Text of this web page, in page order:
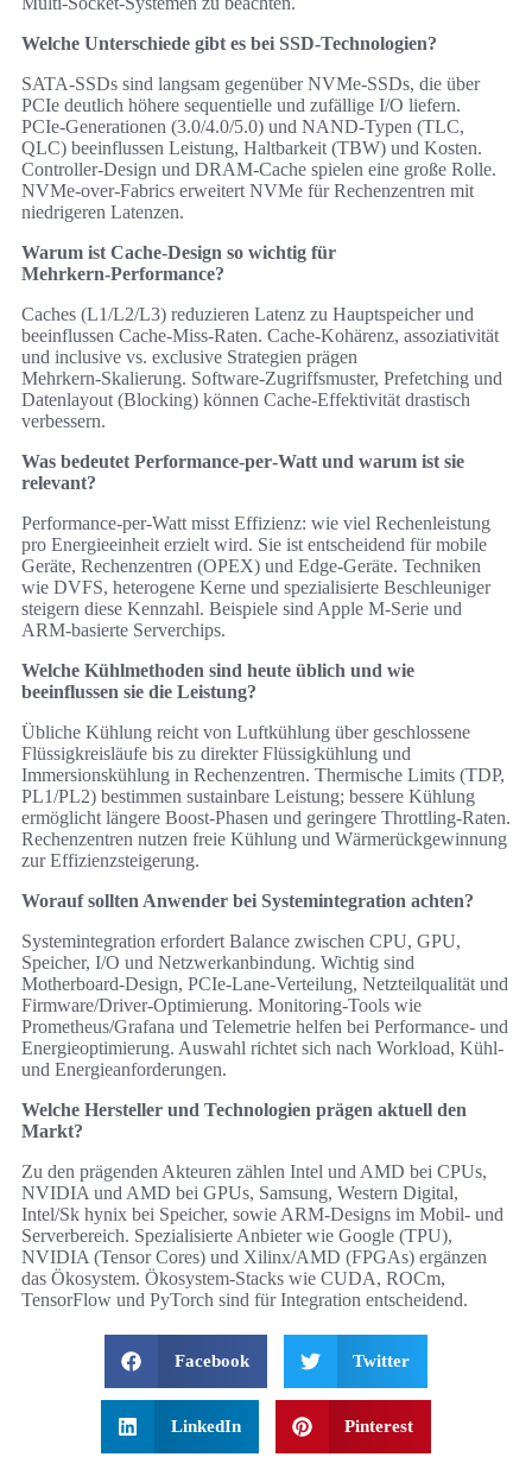
Welche Unterschiede gibt es bei SSD‑Technologien?
SATA‑SSDs sind langsam gegenüber NVMe‑SSDs, die über
PCIe deutlich höhere sequentielle und zufällige I/O liefern.
PCIe‑Generationen (3.0/4.0/5.0) und NAND‑Typen (TLC,
QLC) beeinflussen Leistung, Haltbarkeit (TBW) und Kosten.
Controller‑Design und DRAM‑Cache spielen eine große Rolle.
NVMe‑over‑Fabrics erweitert NVMe für Rechenzentren mit
niedrigeren Latenzen.
Warum ist Cache‑Design so wichtig für
Mehrkern‑Performance?
Caches (L1/L2/L3) reduzieren Latenz zu Hauptspeicher und
beeinflussen Cache‑Miss‑Raten. Cache‑Kohärenz, assoziativität
und inclusive vs. exclusive Strategien prägen
Mehrkern‑Skalierung. Software‑Zugriffsmuster, Prefetching und
Datenlayout (Blocking) können Cache‑Effektivität drastisch
verbessern.
Was bedeutet Performance‑per‑Watt und warum ist sie
relevant?
Performance‑per‑Watt misst Effizienz: wie viel Rechenleistung
pro Energieeinheit erzielt wird. Sie ist entscheidend für mobile
Geräte, Rechenzentren (OPEX) und Edge‑Geräte. Techniken
wie DVFS, heterogene Kerne und spezialisierte Beschleuniger
steigern diese Kennzahl. Beispiele sind Apple M‑Serie und
ARM‑basierte Serverchips.
Welche Kühlmethoden sind heute üblich und wie
beeinflussen sie die Leistung?
Übliche Kühlung reicht von Luftkühlung über geschlossene
Flüssigkreisläufe bis zu direkter Flüssigkühlung und
Immersionskühlung in Rechenzentren. Thermische Limits (TDP,
PL1/PL2) bestimmen sustainbare Leistung; bessere Kühlung
ermöglicht längere Boost‑Phasen und geringere Throttling‑Raten.
Rechenzentren nutzen freie Kühlung und Wärmerückgewinnung
zur Effizienzsteigerung.
Worauf sollten Anwender bei Systemintegration achten?
Systemintegration erfordert Balance zwischen CPU, GPU,
Speicher, I/O und Netzwerkanbindung. Wichtig sind
Motherboard‑Design, PCIe‑Lane‑Verteilung, Netzteilqualität und
Firmware/Driver‑Optimierung. Monitoring‑Tools wie
Prometheus/Grafana und Telemetrie helfen bei Performance‑ und
Energieoptimierung. Auswahl richtet sich nach Workload, Kühl-
und Energieanforderungen.
Welche Hersteller und Technologien prägen aktuell den
Markt?
Zu den prägenden Akteuren zählen Intel und AMD bei CPUs,
NVIDIA und AMD bei GPUs, Samsung, Western Digital,
Intel/Sk hynix bei Speicher, sowie ARM‑Designs im Mobil‑ und
Serverbereich. Spezialisierte Anbieter wie Google (TPU),
NVIDIA (Tensor Cores) und Xilinx/AMD (FPGAs) ergänzen
das Ökosystem. Ökosystem‑Stacks wie CUDA, ROCm,
TensorFlow und PyTorch sind für Integration entscheidend.
Facebook Twitter
LinkedIn Pinterest